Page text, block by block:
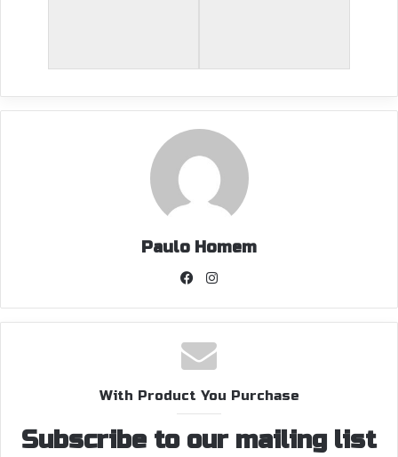
Paulo Homem
Facebook
With Product You Purchase
Subscribe to our mailing list